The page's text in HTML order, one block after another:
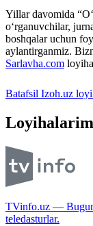
Yillar davomida
o‘rganuvchilar,
boshqalar uchun
aylantirganmiz.
Sarlavha.com
Batafsil Izoh.uz
TVinfo.uz —
teledasturlar.